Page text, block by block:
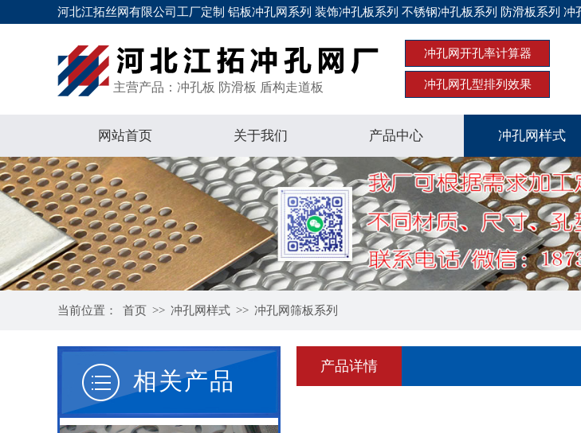
河北江拓丝网有限公司工厂定制 铝板冲孔网系列 装饰冲孔板系列 不锈钢冲孔板系列 防滑板系列 冲
主营产品：冲孔板 防滑板 盾构走道板
冲孔网开孔率计算器
冲孔网孔型排列效果
网站首页 关于我们 产品中心 冲孔网样式
当前位置： 首页 >> 冲孔网样式 >> 冲孔网筛板系列
相关产品
产品详情